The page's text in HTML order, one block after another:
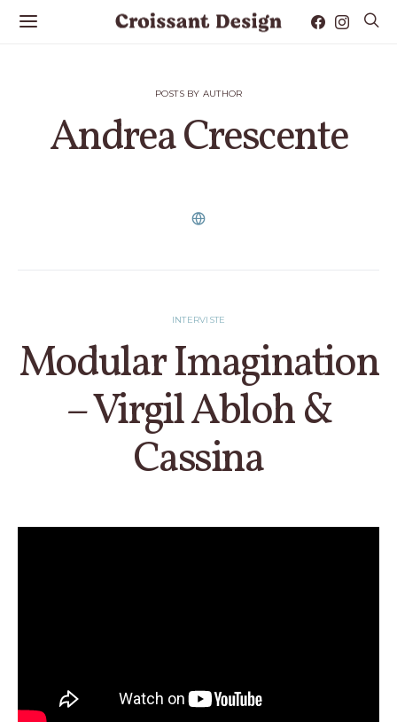
POSTS BY AUTHOR
Andrea Crescente
INTERVISTE
Modular Imagination
– Virgil Abloh &
Cassina